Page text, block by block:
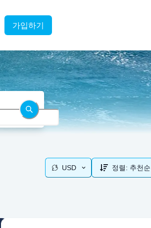
가입하기
USD 정렬: 추천순